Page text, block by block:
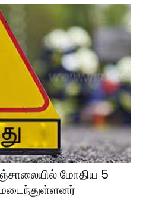
மோதிய 5